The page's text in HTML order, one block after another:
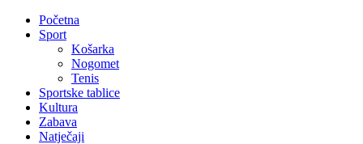
Početna
Sport
Košarka
Nogomet
Tenis
Sportske tablice
Kultura
Zabava
Natječaji